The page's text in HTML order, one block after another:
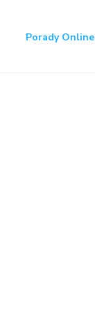
Porady Online